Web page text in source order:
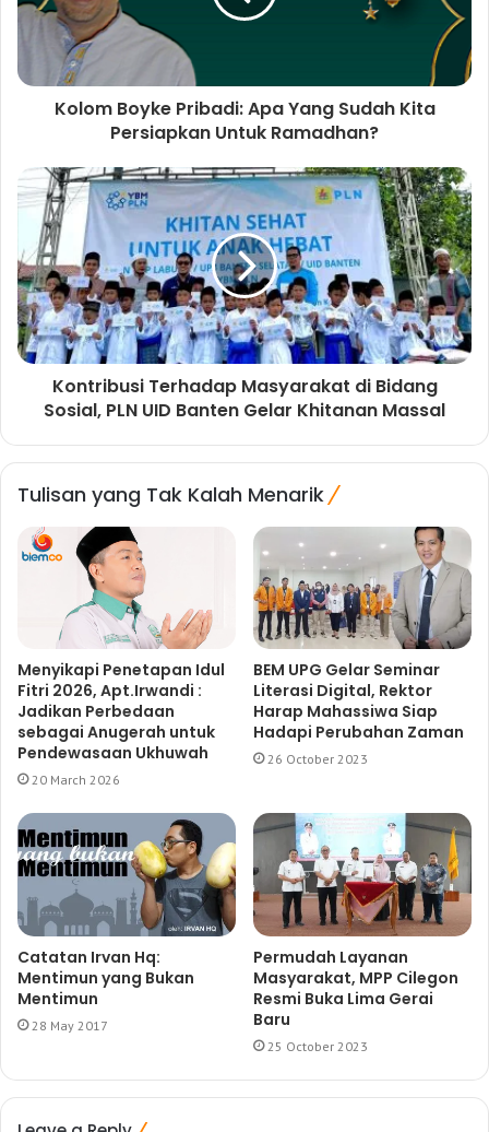
k
Kolom Boyke Pribadi: Apa Yang Sudah Kita
Persiapkan Untuk Ramadhan?
Kontribusi Terhadap Masyarakat di Bidang
Sosial, PLN UID Banten Gelar Khitanan Massal
Tulisan yang Tak Kalah Menarik
Menyikapi Penetapan Idul
Fitri 2026, Apt.Irwandi :
Jadikan Perbedaan
sebagai Anugerah untuk
Pendewasaan Ukhuwah
20 March 2026
BEM UPG Gelar Seminar
Literasi Digital, Rektor
Harap Mahassiwa Siap
Hadapi Perubahan Zaman
26 October 2023
Catatan Irvan Hq:
Mentimun yang Bukan
Mentimun
28 May 2017
Permudah Layanan
Masyarakat, MPP Cilegon
Resmi Buka Lima Gerai
Baru
25 October 2023